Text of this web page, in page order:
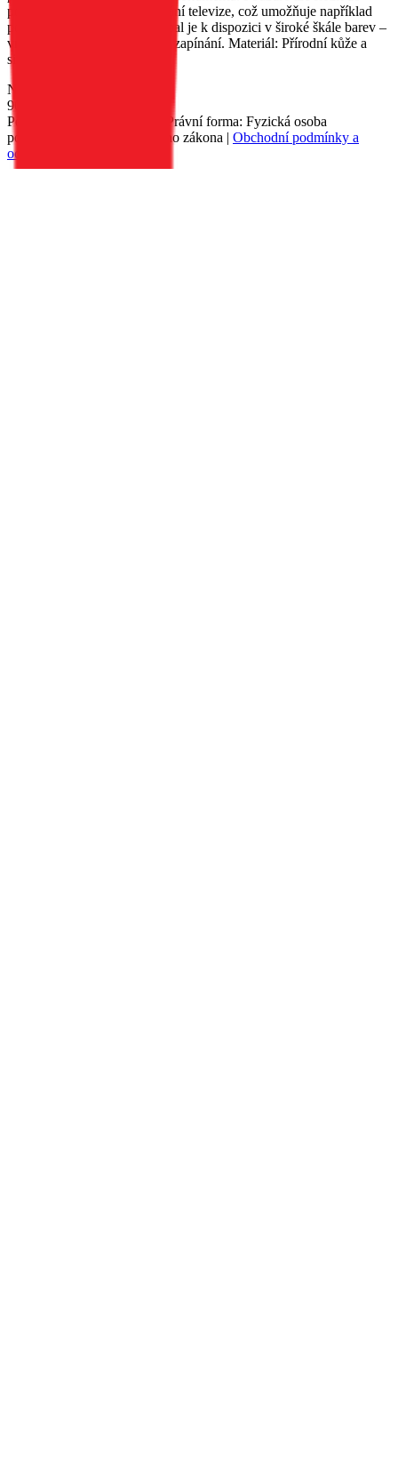
polohy podstavce pro sledování televize, což umožňuje například
pohodlné sledování filmů. Obal je k dispozici v široké škále barev –
vnitřek obalu je vždy v barvě zapínání. Materiál: Přírodní kůže a
silikon.
Nedostupné
90 Kč
Petr Matyáš, IČ: 00705331, Právní forma: Fyzická osoba
podnikající dle živnostenského zákona | Obchodní podmínky a
ochrana osobních údajů